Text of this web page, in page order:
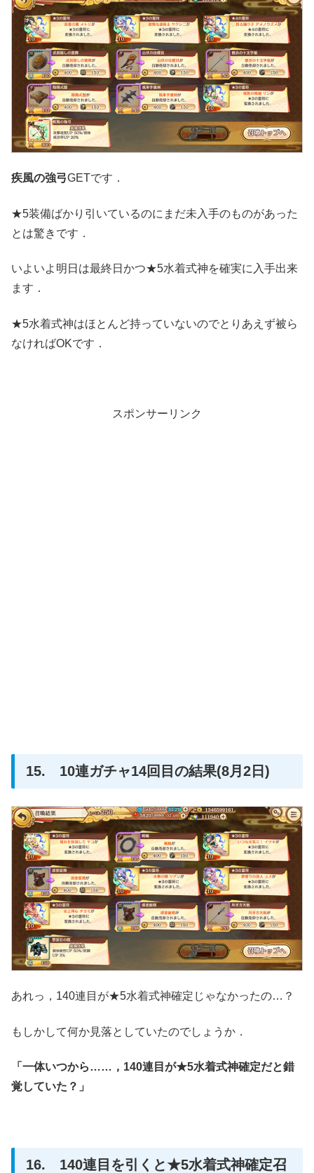
疾風の強弓GETです．
★5装備ばかり引いているのにまだ未入手のものがあった
とは驚きです．
いよいよ明日は最終日かつ★5水着式神を確実に入手出来
ます．
★5水着式神はほとんど持っていないのでとりあえず被ら
なければOKです．
スポンサーリンク
15. 10連ガチャ14回目の結果(8月2日)
あれっ，140連目が★5水着式神確定じゃなかったの…？
もしかして何か見落としていたのでしょうか．
「一体いつから……，140連目が★5水着式神確定だと錯
覚していた？」
16. 140連目を引くと★5水着式神確定召